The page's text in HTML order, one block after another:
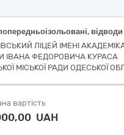
ЛІЦЕЙ ІМЕНІ
ІВАНА ФЕДОРОВИЧА КУРАСА
МІСЬКОЇ РАДИ ОДЕСЬКОЇ
вартість
UAH